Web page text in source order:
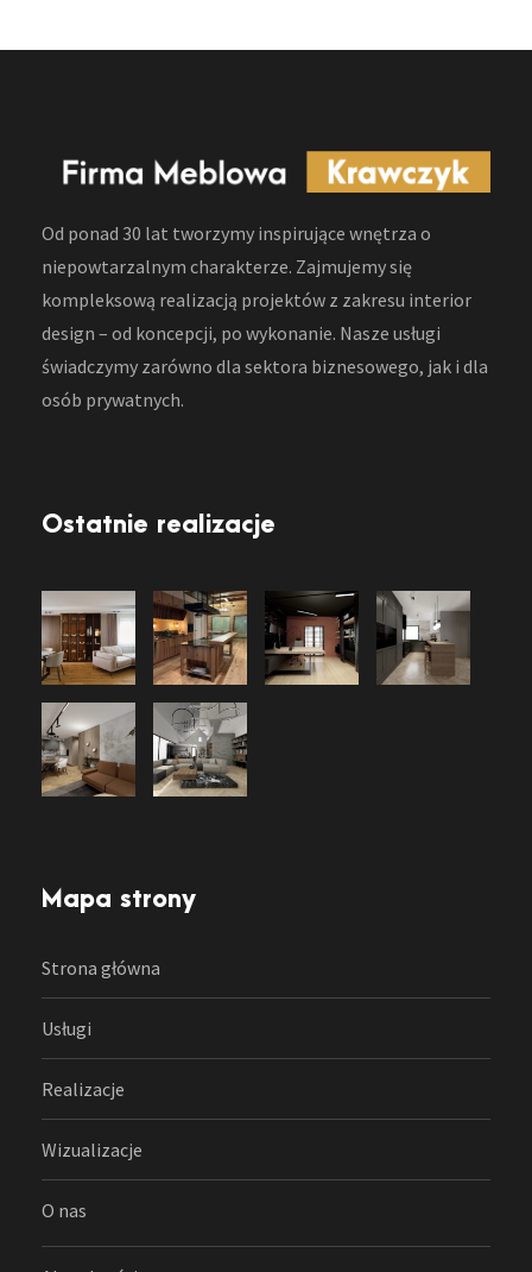
Od ponad 30 lat tworzymy inspirujące wnętrza o
niepowtarzalnym charakterze. Zajmujemy się
kompleksową realizacją projektów z zakresu interior
design – od koncepcji, po wykonanie. Nasze usługi
świadczymy zarówno dla sektora biznesowego, jak i dla
osób prywatnych.
Ostatnie realizacje
Mapa strony
Strona główna
Usługi
Realizacje
Wizualizacje
O nas